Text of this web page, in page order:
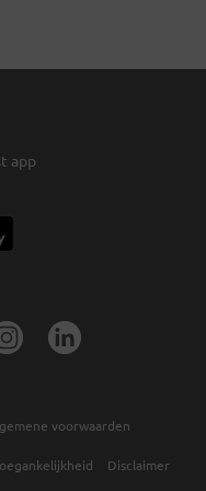
app
voorwaarden
Disclaimer